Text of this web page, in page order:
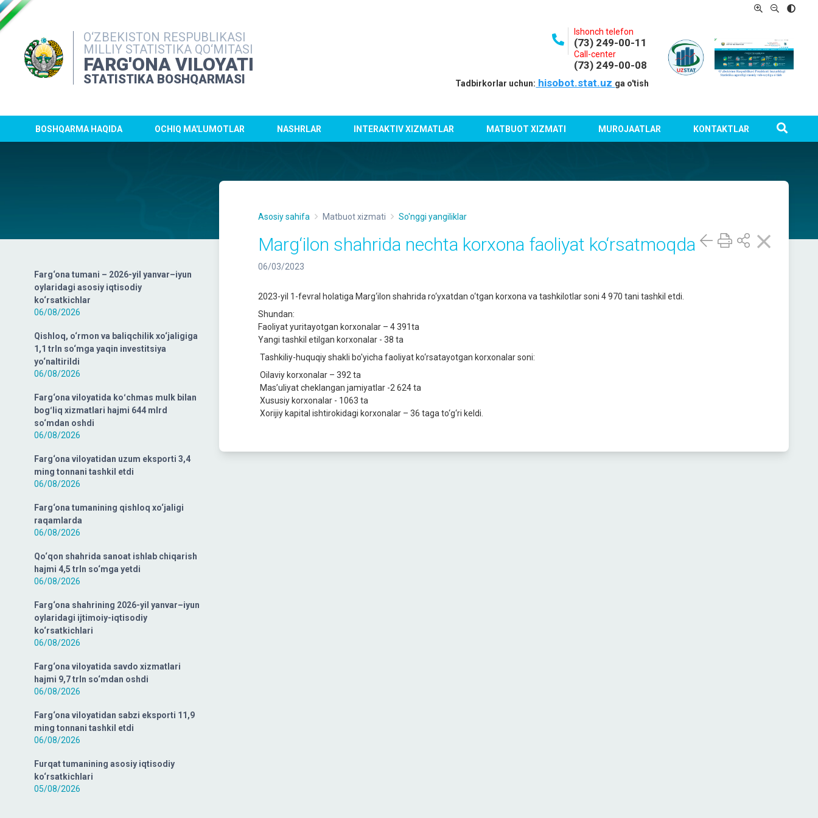
O‘ZBEKISTON RESPUBLIKASI
MILLIY STATISTIKA QO‘MITASI
FARG'ONA VILOYATI
STATISTIKA BOSHQARMASI
Ishonch telefon
(73) 249-00-11
Call-center
(73) 249-00-08
Tadbirkorlar uchun: hisobot.stat.uz ga o'tish
BOSHQARMA HAQIDA OCHIQ MA'LUMOTLAR NASHRLAR INTERAKTIV XIZMATLAR MATBUOT XIZMATI MUROJAATLAR KONTAKTLAR
Farg‘ona tumani – 2026-yil yanvar–iyun
oylaridagi asosiy iqtisodiy
ko‘rsatkichlar
06/08/2026
Qishloq, o‘rmon va baliqchilik xo‘jaligiga
1,1 trln so‘mga yaqin investitsiya
yo‘naltirildi
06/08/2026
Farg‘ona viloyatida koʻchmas mulk bilan
bogʻliq xizmatlari hajmi 644 mlrd
so‘mdan oshdi
06/08/2026
Farg‘ona viloyatidan uzum eksporti 3,4
ming tonnani tashkil etdi
06/08/2026
Farg‘ona tumanining qishloq xo‘jaligi
raqamlarda
06/08/2026
Qo‘qon shahrida sanoat ishlab chiqarish
hajmi 4,5 trln so‘mga yetdi
06/08/2026
Farg‘ona shahrining 2026-yil yanvar–iyun
oylaridagi ijtimoiy-iqtisodiy
ko‘rsatkichlari
06/08/2026
Farg‘ona viloyatida savdo xizmatlari
hajmi 9,7 trln so‘mdan oshdi
06/08/2026
Farg‘ona viloyatidan sabzi eksporti 11,9
ming tonnani tashkil etdi
06/08/2026
Furqat tumanining asosiy iqtisodiy
ko‘rsatkichlari
05/08/2026
Asosiy sahifa Matbuot xizmati So'nggi yangiliklar
Marg‘ilon shahrida nechta korxona faoliyat ko‘rsatmoqda
06/03/2023
2023-yil 1-fevral holatiga Marg‘ilon shahrida ro‘yxatdan o‘tgan korxona va tashkilotlar soni 4 970 tani tashkil etdi.
Shundan:
Faoliyat yuritayotgan korxonalar – 4 391ta
Yangi tashkil etilgan korxonalar - 38 ta
Tashkiliy-huquqiy shakli bo'yicha faoliyat ko‘rsatayotgan korxonalar soni:
Oilaviy korxonalar – 392 ta
Mas’uliyat cheklangan jamiyatlar -2 624 ta
Xususiy korxonalar - 1063 ta
Xorijiy kapital ishtirokidagi korxonalar – 36 taga to‘g‘ri keldi.